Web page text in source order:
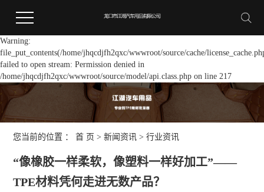
Warning:
file_put_contents(/home/jhqcdjfh2qxc/wwwroot/source/cache/
failed to open stream: Permission denied in
/home/jhqcdjfh2qxc/wwwroot/source/model/api.class.php on line 217
您当前的位置 ：首 页 >新闻资讯 >行业资讯
“像橡胶一样柔软，像塑料一样好加工”——
TPE材料凭何走进无数产品？